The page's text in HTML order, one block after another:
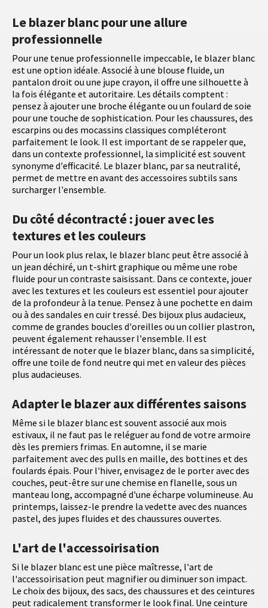
Le blazer blanc pour une allure
professionnelle
Pour une tenue professionnelle impeccable, le blazer blanc
est une option idéale. Associé à une blouse fluide, un
pantalon droit ou une jupe crayon, il offre une silhouette à
la fois élégante et autoritaire. Les détails comptent :
pensez à ajouter une broche élégante ou un foulard de soie
pour une touche de sophistication. Pour les chaussures, des
escarpins ou des mocassins classiques compléteront
parfaitement le look. Il est important de se rappeler que,
dans un contexte professionnel, la simplicité est souvent
synonyme d'efficacité. Le blazer blanc, par sa neutralité,
permet de mettre en avant des accessoires subtils sans
surcharger l'ensemble.
Du côté décontracté : jouer avec les
textures et les couleurs
Pour un look plus relax, le blazer blanc peut être associé à
un jean déchiré, un t-shirt graphique ou même une robe
fluide pour un contraste saisissant. Dans ce contexte, jouer
avec les textures et les couleurs est essentiel pour ajouter
de la profondeur à la tenue. Pensez à une pochette en daim
ou à des sandales en cuir tressé. Des bijoux plus audacieux,
comme de grandes boucles d'oreilles ou un collier plastron,
peuvent également rehausser l'ensemble. Il est
intéressant de noter que le blazer blanc, dans sa simplicité,
offre une toile de fond neutre qui met en valeur des pièces
plus audacieuses.
Adapter le blazer aux différentes saisons
Même si le blazer blanc est souvent associé aux mois
estivaux, il ne faut pas le reléguer au fond de votre armoire
dès les premiers frimas. En automne, il se marie
parfaitement avec des pulls en maille, des bottines et des
foulards épais. Pour l'hiver, envisagez de le porter avec des
couches, peut-être sur une chemise en flanelle, sous un
manteau long, accompagné d'une écharpe volumineuse. Au
printemps, laissez-le prendre la vedette avec des nuances
pastel, des jupes fluides et des chaussures ouvertes.
L'art de l'accessoirisation
Si le blazer blanc est une pièce maîtresse, l'art de
l'accessoirisation peut magnifier ou diminuer son impact.
Le choix des bijoux, des sacs, des chaussures et des ceintures
peut radicalement transformer le look final. Une ceinture